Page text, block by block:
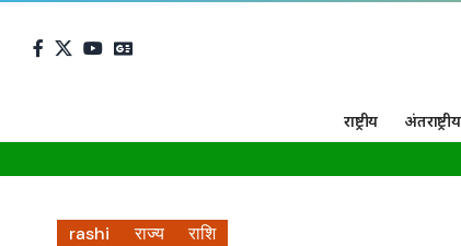
राष्ट्रीय अंतराष्ट्रीय
rashi राज्य राशि